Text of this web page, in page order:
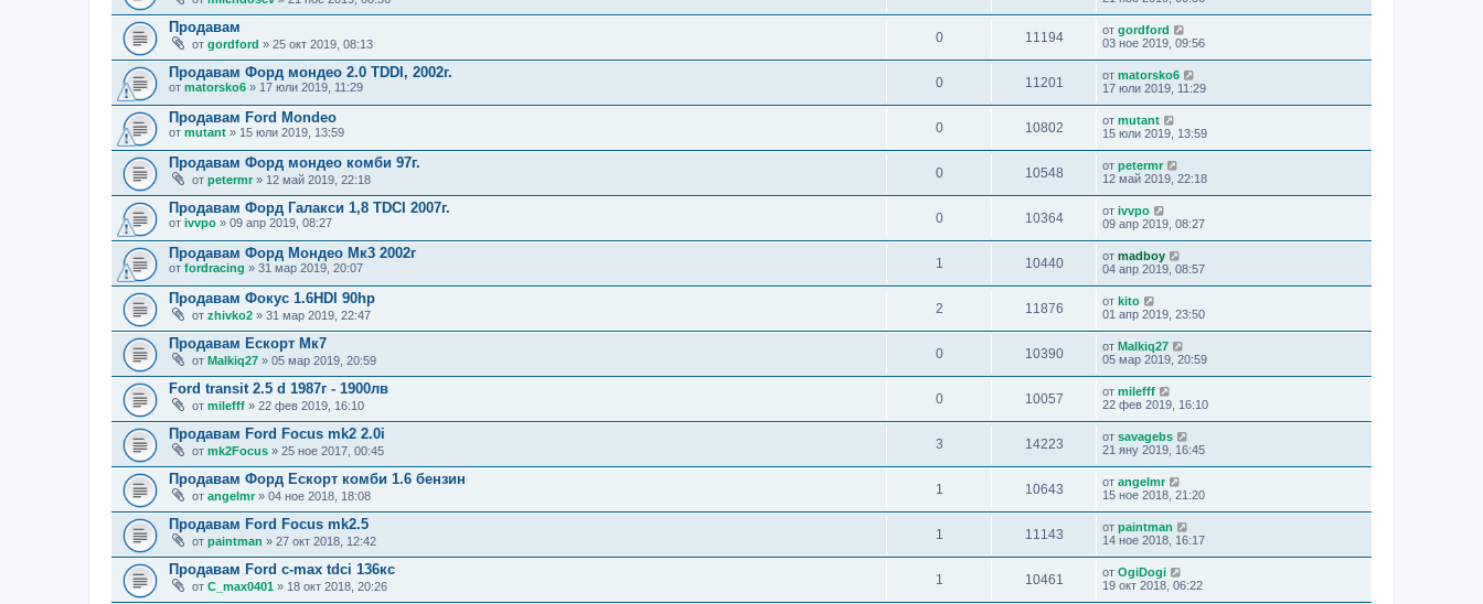
Продавам
от gordford » 25 окт 2019, 08:13 0 11194 от gordford
03 ное 2019, 09:56
Продавам Форд мондео 2.0 TDDI, 2002г.
от matorsko6 » 17 юли 2019, 11:29 0 11201 от matorsko6
17 юли 2019, 11:29
Продавам Ford Mondeo
от mutant » 15 юли 2019, 13:59 0 10802 от mutant
15 юли 2019, 13:59
Продавам Форд мондео комби 97г.
от petermr » 12 май 2019, 22:18 0 10548 от petermr
12 май 2019, 22:18
Продавам Форд Галакси 1,8 TDCI 2007г.
от ivvpo » 09 апр 2019, 08:27 0 10364 от ivvpo
09 апр 2019, 08:27
Продавам Форд Мондео Мк3 2002г
от fordracing » 31 мар 2019, 20:07 1 10440 от madboy
04 апр 2019, 08:57
Продавам Фокус 1.6HDI 90hp
от zhivko2 » 31 мар 2019, 22:47 2 11876 от kito
01 апр 2019, 23:50
Продавам Ескорт Мк7
от Malkiq27 » 05 мар 2019, 20:59 0 10390 от Malkiq27
05 мар 2019, 20:59
Ford transit 2.5 d 1987г - 1900лв
от milefff » 22 фев 2019, 16:10 0 10057 от milefff
22 фев 2019, 16:10
Продавам Ford Focus mk2 2.0i
от mk2Focus » 25 ное 2017, 00:45 3 14223 от savagebs
21 яну 2019, 16:45
Продавам Форд Ескорт комби 1.6 бензин
от angelmr» 04 ное 2018, 18:08 1 10643 от angelmr
15 ное 2018, 21:20
Продавам Ford Focus mk2.5
от paintman » 27 окт 2018, 12:42 1 11143 от paintman
14 ное 2018, 16:17
Продавам Ford c-max tdci 136кс
от C_max0401 » 18 окт 2018, 20:26 1 10461 от OgiDogi
19 окт 2018, 06:22